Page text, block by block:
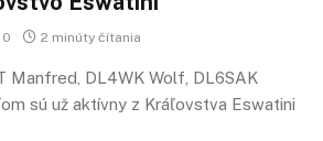
0 2 minúty čítania
Manfred, DL4WK Wolf, DL6SAK
sú už aktívny z Kráľovstva Eswatini